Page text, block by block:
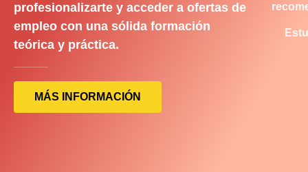
profesionalizarte y acceder a ofertas de
empleo con una sólida formación
teórica y práctica.
MÁS INFORMACIÓN